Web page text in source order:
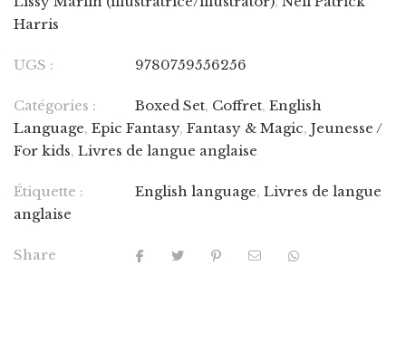
Harris
UGS : 9780759556256
Catégories : Boxed Set, Coffret, English
Language, Epic Fantasy, Fantasy & Magic, Jeunesse /
For kids, Livres de langue anglaise
Étiquette : English language, Livres de langue
anglaise
Share